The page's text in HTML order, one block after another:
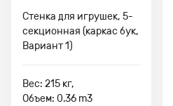
Стенка для игрушек, 5-
секционная (каркас бук,
Вариант 1)
Вес: 215 кг,
Объем: 0.36 m3